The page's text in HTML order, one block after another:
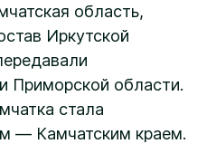
область,
Иркутской
Приморской области.
стала
— Камчатским краем.